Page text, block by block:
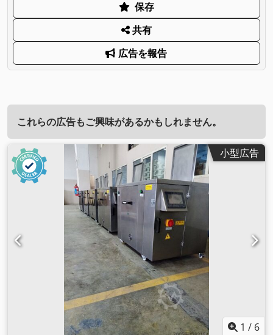
保存
共有
広告を報告
これらの広告もご興味があるかもしれません。
小型広告
1 / 6